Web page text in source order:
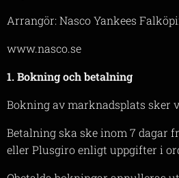
Arrangör: Nasco Yankees
www.nasco.se
1. Bokning och betalning
Bokning av marknadsplats sker
Betalning ska ske inom 7 dagar
eller Plusgiro enligt uppgifter i